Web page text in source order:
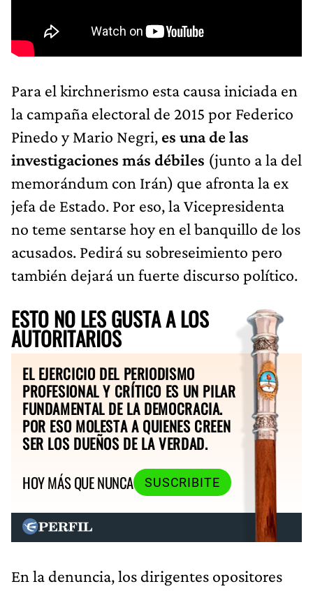
Para el kirchnerismo esta causa iniciada en
la campaña electoral de 2015 por Federico
Pinedo y Mario Negri, es una de las
investigaciones más débiles (junto a la del
memorándum con Irán) que afronta la ex
jefa de Estado. Por eso, la Vicepresidenta
no teme sentarse hoy en el banquillo de los
acusados. Pedirá su sobreseimiento pero
también dejará un fuerte discurso político.
ESTO NO LES GUSTA A LOS
AUTORITARIOS
EL EJERCICIO DEL PERIODISMO
PROFESIONAL Y CRÍTICO ES UN PILAR
FUNDAMENTAL DE LA DEMOCRACIA.
POR ESO MOLESTA A QUIENES CREEN
SER LOS DUEÑOS DE LA VERDAD.
HOY MÁS QUE NUNCA
SUSCRIBITE
En la denuncia, los dirigentes opositores